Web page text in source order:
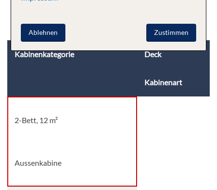
Kabinenkategorie Deck
Kabinenart
2-Bett, 12 m²
Aussenkabine
Zustimmen
Ablehnen